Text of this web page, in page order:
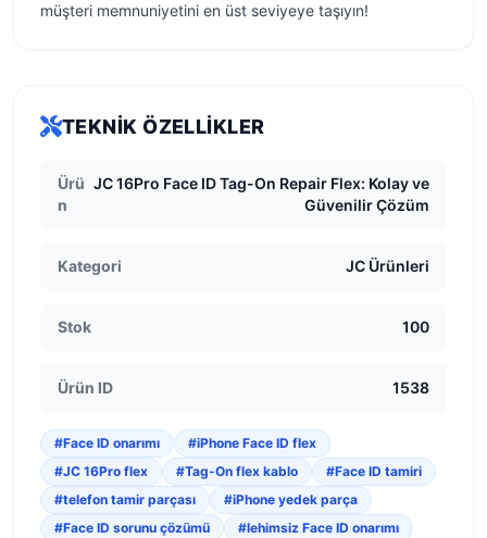
müşteri memnuniyetini en üst seviyeye taşıyın!
TEKNIK ÖZELLIKLER
Ürü
n
JC 16Pro Face ID Tag-On Repair Flex: Kolay ve
Güvenilir Çözüm
Kategori JC Ürünleri
Stok 100
Ürün ID 1538
#Face ID onarımı
#iPhone Face ID flex
#JC 16Pro flex
#Tag-On flex kablo
#Face ID tamiri
#telefon tamir parçası
#iPhone yedek parça
#Face ID sorunu çözümü
#lehimsiz Face ID onarımı